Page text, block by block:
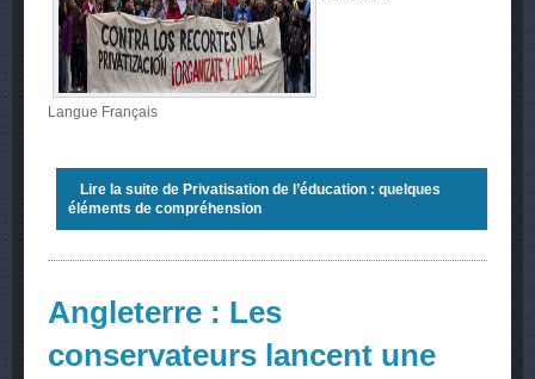
Langue Français
Lire la suite de Privatisation de l’éducation : quelques
éléments de compréhension
Angleterre : Les
conservateurs lancent une